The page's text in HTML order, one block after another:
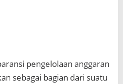
pengelolaan anggaran
sebagai bagian dari suatu